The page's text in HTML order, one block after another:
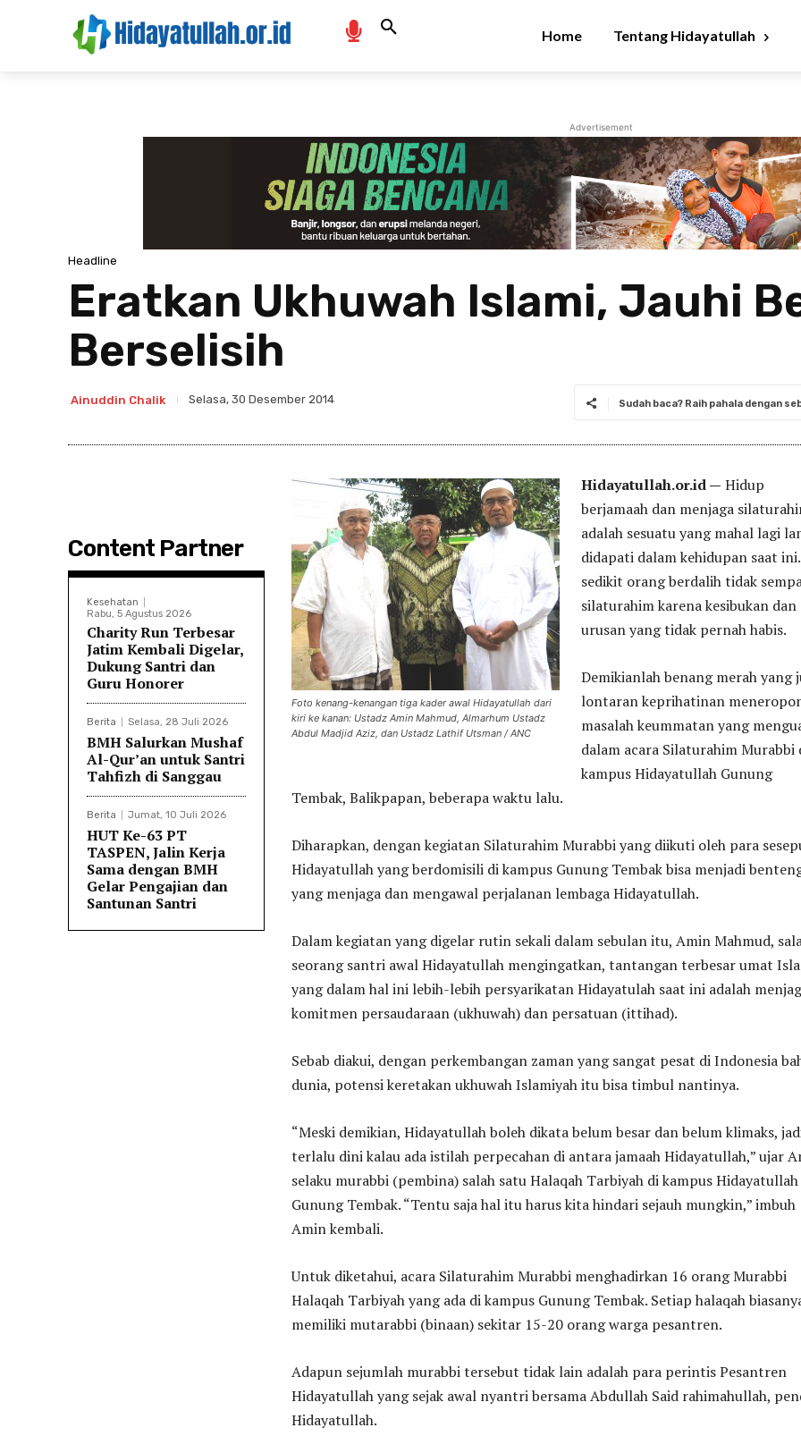
Home Tentang Hidayatullah
Advertisement
Headline
Eratkan Ukhuwah Islami, Jauhi
Berselisih
Ainuddin Chalik Selasa, 30 Desember 2014 Sudah baca? Raih pahala dengan
Content Partner
Kesehatan
Rabu, 5 Agustus 2026
Charity Run Terbesar
Jatim Kembali Digelar,
Dukung Santri dan
Guru Honorer
Berita Selasa, 28 Juli 2026
BMH Salurkan Mushaf
Al-Qur’an untuk Santri
Tahfizh di Sanggau
Berita Jumat, 10 Juli 2026
HUT Ke-63 PT
TASPEN, Jalin Kerja
Sama dengan BMH
Gelar Pengajian dan
Santunan Santri
Foto kenang-kenangan tiga kader awal Hidayatullah dari
kiri ke kanan: Ustadz Amin Mahmud, Almarhum Ustadz
Abdul Madjid Aziz, dan Ustadz Lathif Utsman / ANC
Hidayatullah.or.id — Hidup
berjamaah dan menjaga
adalah sesuatu yang mahal lagi
didapati dalam kehidupan saat
sedikit orang berdalih tidak
silaturahim karena kesibukan dan
urusan yang tidak pernah habis.
Demikianlah benang merah yang
lontaran keprihatinan
masalah keummatan yang
dalam acara Silaturahim Murabbi
kampus Hidayatullah Gunung
Tembak, Balikpapan, beberapa waktu lalu.
Diharapkan, dengan kegiatan Silaturahim Murabbi yang diikuti oleh para
Hidayatullah yang berdomisili di kampus Gunung Tembak bisa menjadi
yang menjaga dan mengawal perjalanan lembaga Hidayatullah.
Dalam kegiatan yang digelar rutin sekali dalam sebulan itu, Amin Mahmud,
seorang santri awal Hidayatullah mengingatkan, tantangan terbesar umat
yang dalam hal ini lebih-lebih persyarikatan Hidayatulah saat ini adalah
komitmen persaudaraan (ukhuwah) dan persatuan (ittihad).
Sebab diakui, dengan perkembangan zaman yang sangat pesat di Indonesia
dunia, potensi keretakan ukhuwah Islamiyah itu bisa timbul nantinya.
“Meski demikian, Hidayatullah boleh dikata belum besar dan belum klimaks,
terlalu dini kalau ada istilah perpecahan di antara jamaah Hidayatullah,” ujar
selaku murabbi (pembina) salah satu Halaqah Tarbiyah di kampus Hidayatullah
Gunung Tembak. “Tentu saja hal itu harus kita hindari sejauh mungkin,” imbuh
Amin kembali.
Untuk diketahui, acara Silaturahim Murabbi menghadirkan 16 orang Murabbi
Halaqah Tarbiyah yang ada di kampus Gunung Tembak. Setiap halaqah
memiliki mutarabbi (binaan) sekitar 15-20 orang warga pesantren.
Adapun sejumlah murabbi tersebut tidak lain adalah para perintis Pesantren
Hidayatullah yang sejak awal nyantri bersama Abdullah Said rahimahullah,
Hidayatullah.